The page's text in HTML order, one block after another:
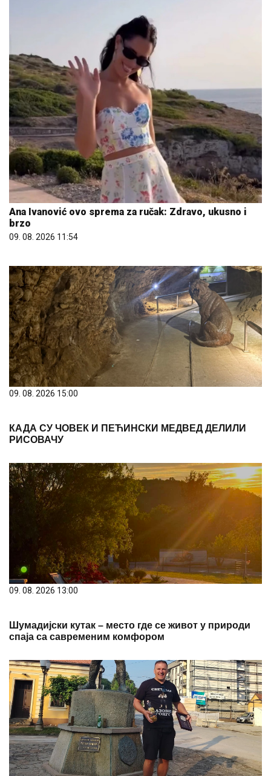
Ana Ivanović ovo sprema za ručak: Zdravo, ukusno i
brzo
09. 08. 2026 11:54
09. 08. 2026 15:00
КАДА СУ ЧОВЕК И ПЕЋИНСКИ МЕДВЕД ДЕЛИЛИ
РИСОВАЧУ
09. 08. 2026 13:00
Шумадијски кутак – место где се живот у природи
спаја са савременим комфором